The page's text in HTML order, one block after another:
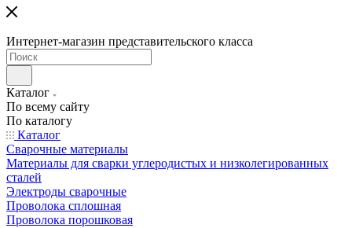
Интернет-магазин представительского класса
Каталог
По всему сайту
По каталогу
Каталог
Сварочные материалы
Материалы для сварки углеродистых и низколегированных
сталей
Электроды сварочные
Проволока сплошная
Проволока порошковая